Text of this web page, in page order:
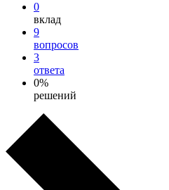
0
вклад
9
вопросов
3
ответа
0%
решений